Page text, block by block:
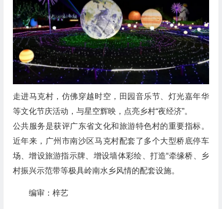
走进马克村，仿佛穿越时空，田园音乐节、灯光嘉年华
等文化节庆活动，与星空辉映，点亮乡村“夜经济”。
公共服务是获评广东省文化和旅游特色村的重要指标。
近年来，广州市南沙区马克村配套了多个大型桥底停车
场、增设旅游指示牌、增设墙体彩绘、打造“牵缘桥、乡
村振兴示范带等极具岭南水乡风情的配套设施。
编审：梓艺